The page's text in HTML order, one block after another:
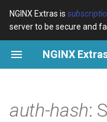
NGINX Extras is
server to be secure and
S
u
Variables
Directives
Beschreibung:
acme
Leistung
RHEL/CentOS wählen
auth-hash: